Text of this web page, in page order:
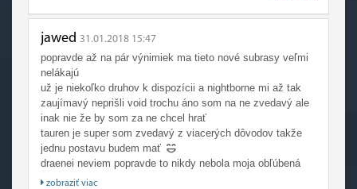
jawed 31.01.2018 15:47
popravde až na pár výnimiek ma tieto nové subrasy veľmi
nelákajú
už je niekoľko druhov k dispozícii a nightborne mi až tak
zaujímavý neprišli void trochu áno som na ne zvedavý ale
inak nie že by som za ne chcel hrať
tauren je super som zvedavý z viacerých dôvodov takže
jednu postavu budem mať
draenei neviem popravde to nikdy nebola moja obľúbená
rasa ale môže byť zaujímavá
zobraziť viac